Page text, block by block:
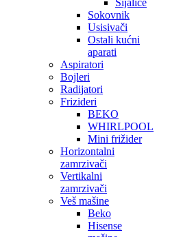
Sijalice
Sokovnik
Usisivači
Ostali kućni
aparati
Aspiratori
Bojleri
Radijatori
Frizideri
BEKO
WHIRLPOOL
Mini frižider
Horizontalni
zamrzivači
Vertikalni
zamrzivači
Veš mašine
Beko
Hisense